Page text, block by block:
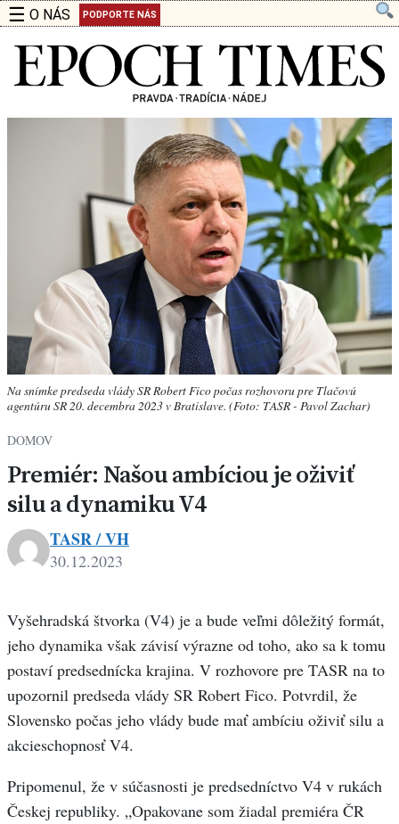
☰ O NÁS PODPORTE NÁS
Na snímke predseda vlády SR Robert Fico počas rozhovoru pre Tlačovú
agentúru SR 20. decembra 2023 v Bratislave. (Foto: TASR - Pavol Zachar)
DOMOV
Premiér: Našou ambíciou je oživiť
silu a dynamiku V4
TASR / VH
30.12.2023
Vyšehradská štvorka (V4) je a bude veľmi dôležitý formát,
jeho dynamika však závisí výrazne od toho, ako sa k tomu
postaví predsednícka krajina. V rozhovore pre TASR na to
upozornil predseda vlády SR Robert Fico. Potvrdil, že
Slovensko počas jeho vlády bude mať ambíciu oživiť silu a
akcieschopnosť V4.
Pripomenul, že v súčasnosti je predsedníctvo V4 v rukách
Českej republiky. „Opakovane som žiadal premiéra ČR